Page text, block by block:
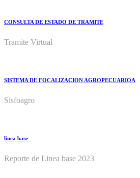
CONSULTA DE ESTADO DE TRAMITE
Tramite Virtual
SISTEMA DE FOCALIZACION AGROPECUARIOA
Sisfoagro
linea base
Reporte de Linea base 2023